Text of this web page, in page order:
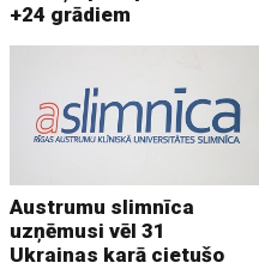
+24 grādiem
Austrumu slimnīca
uzņēmusi vēl 31
Ukrainas karā cietušo